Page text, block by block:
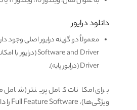
دانلود درایور
Driver (درایور پایه).
برای امکانات کامل پرینتر
ویژگی‌ها)، Full Feature Software را دانلود کنید.